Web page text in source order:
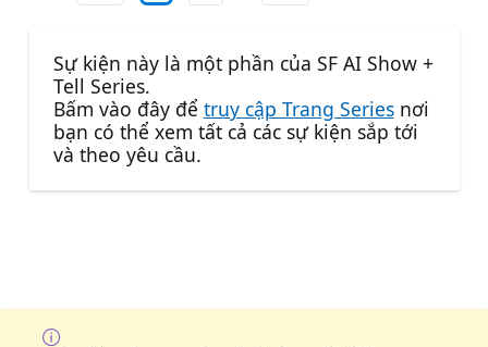
Sự kiện này là một phần của SF AI Show +
Tell Series.
Bấm vào đây để truy cập Trang Seriesnơi
bạn có thể xem tất cả các sự kiện sắp tới
và theo yêu cầu.